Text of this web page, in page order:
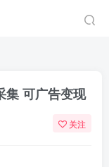
集 可广告变现
关注